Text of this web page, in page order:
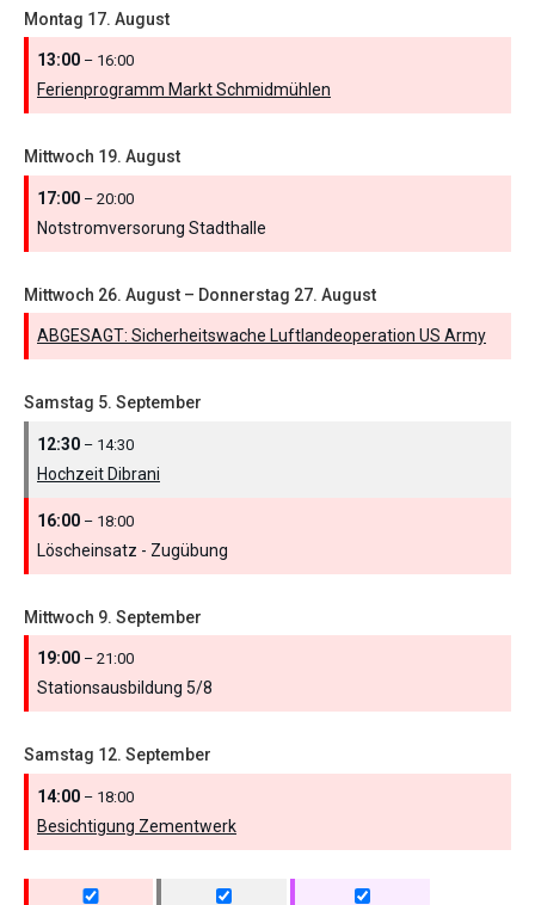
Montag 17. August
13:00 – 16:00
Ferienprogramm Markt Schmidmühlen
Mittwoch 19. August
17:00 – 20:00
Notstromversorung Stadthalle
Mittwoch 26. August – Donnerstag 27. August
ABGESAGT: Sicherheitswache Luftlandeoperation US Army
Samstag 5. September
12:30 – 14:30
Hochzeit Dibrani
16:00 – 18:00
Löscheinsatz - Zugübung
Mittwoch 9. September
19:00 – 21:00
Stationsausbildung 5/8
Samstag 12. September
14:00 – 18:00
Besichtigung Zementwerk